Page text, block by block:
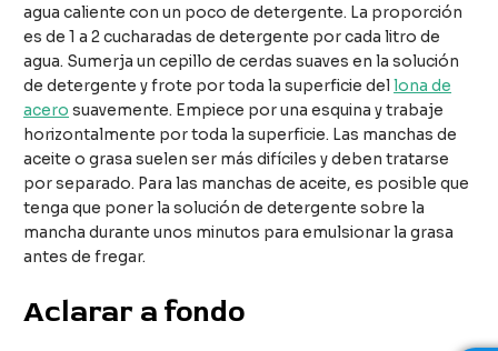
agua caliente con un poco de detergente. La proporción
es de 1 a 2 cucharadas de detergente por cada litro de
agua. Sumerja un cepillo de cerdas suaves en la solución
de detergente y frote por toda la superficie dellona de
acero suavemente. Empiece por una esquina y trabaje
horizontalmente por toda la superficie. Las manchas de
aceite o grasa suelen ser más difíciles y deben tratarse
por separado. Para las manchas de aceite, es posible que
tenga que poner la solución de detergente sobre la
mancha durante unos minutos para emulsionar la grasa
antes de fregar.
Aclarar a fondo